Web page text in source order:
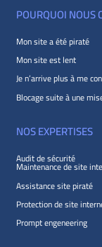
POURQUOI NOUS
Mon site a été piraté
Mon site est lent
Je n’arrive plus à me
Blocage suite à une
NOS EXPERTISES
Audit de sécurité
Maintenance de site
Assistance site piraté
Protection de site
Prompt engeneering